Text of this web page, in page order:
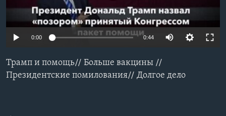
Learning English
0:00 0:44
Трамп и помощь// Больше вакцины //
Президентские помилования// Долгое дело